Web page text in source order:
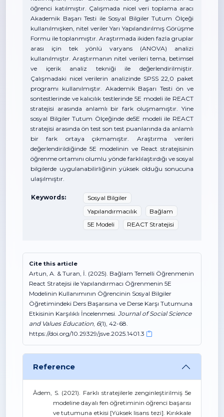
öğrenci katılmıştır. Çalışmada nicel veri toplama aracı
Akademik Başarı Testi ile Sosyal Bilgiler Tutum Ölçeği
kullanılmışken, nitel veriler Yarı Yapılandırılmış Görüşme
Formu ile toplanmıştır. Araştırmada ikiden fazla gruplar
arası için tek yönlü varyans (ANOVA) analizi
kullanılmıştır. Araştırmanın nitel verileri tema, betimsel
ve içerik analiz tekniği ile değerlendirilmiştir.
Çalışmadaki nicel verilerin analizinde SPSS 22,0 paket
programı kullanılmıştır. Akademik Başarı Testi ön ve
sontestlerinde ve kalıcılık testlerinde 5E modeli ile REACT
stratejisi arasında anlamlı bir fark oluşmamıştır. Yine
sosyal Bilgiler Tutum Ölçeğinde de5E modeli ile REACT
stratejisi arasında ön test son test puanlarında da anlamlı
bir fark ortaya çıkmamıştır. Araştırma verileri
değerlendirildiğinde 5E modelinin ve React stratejisinin
öğrenme ortamını olumlu yönde farklılaştırdığı ve sosyal
bilgilerde uygulanabilirliğinin yüksek olduğu sonucuna
ulaşılmıştır.
Keywords:
Sosyal Bilgiler
Yapılandırmacılık
Bağlam
5E Modeli
REACT Stratejisi
Cite this article
Artun, A. & Turan, İ. (2025). Bağlam Temelli Öğrenmenin
React Stratejisi ile Yapılandırmacı Öğrenmenin 5E
Modelinin Kullanımının Öğrencinin Sosyal Bilgiler
Öğretimindeki Ders Başarısına ve Derse Karşı Tutumuna
Etkisinin Karşılıklı İncelenmesi. Journal of Social Science
and Values Education, 6(1), 42-68.
https://doi.org/10.29329/jsve.2025.1401.3
Reference
Âdem, S. (2021). Farklı stratejilerle zenginleştirilmiş 5e
modeline dayalı fen öğretiminin öğrenci başarısı
ve tutumuna etkisi [Yüksek lisans tezi]. Kırıkkale